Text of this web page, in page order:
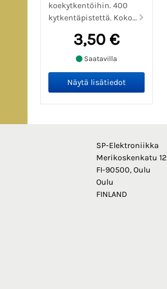
koekytkentöihin. 400
kytkentäpistettä. Koko...
3,50 €
Saatavilla
SP-Elektroniikka
Merikoskenkatu 12
FI-90500, Oulu
Oulu
FINLAND